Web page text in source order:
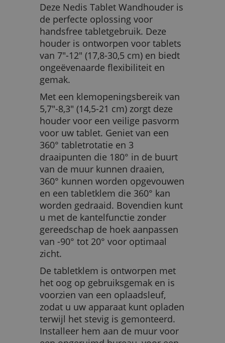
Deze Nedis Tablet Wandhouder is
de perfecte oplossing voor
handsfree tabletgebruik. Deze
houder is ontworpen voor tablets
van 7"-12" (17,8-30,5 cm) en biedt
ongeëvenaarde flexibiliteit en
gemak.
Met een klemopeningsbereik van
5,7"-8,3" (14,5-21 cm) zorgt deze
houder voor een veilige pasvorm
voor uw tablet. Geniet van een
360° tabletrotatie en 3
draaipunten die 180° in de buurt
van de muur kunnen draaien,
360° kunnen worden opgevouwen
en een tabletklem die 360° kan
worden gedraaid. Bovendien kunt
u met de kantelfunctie zonder
gereedschap de hoek aanpassen
van -90° tot 20° voor optimaal
zicht.
De tabletklem is ontworpen met
het oog op gebruiksgemak en is
voorzien van een oplaadsleuf,
zodat u uw apparaat kunt opladen
terwijl het stevig is gemonteerd.
Installeer hem aan de muur voor